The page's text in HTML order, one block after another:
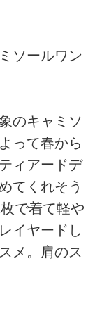
ソールワン
のキャミソ
って春から
ィアードデ
てくれそう
で着て軽や
イヤードし
メ。肩のス